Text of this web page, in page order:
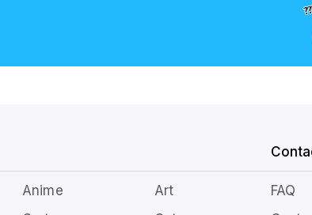
Anime
Art
FAQ